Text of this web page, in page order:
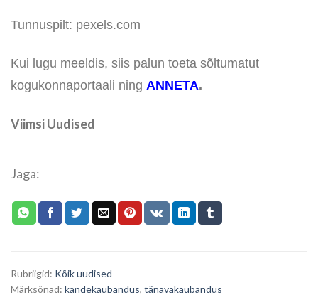
Tunnuspilt: pexels.com
Kui lugu meeldis, siis palun toeta sõltumatut
kogukonnaportaali ning ANNETA.
Viimsi Uudised
Jaga:
Rubriigid: Kõik uudised
Märksõnad: kandekaubandus, tänavakaubandus